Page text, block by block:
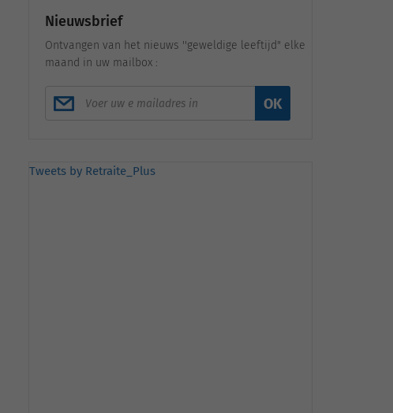
Nieuwsbrief
Ontvangen van het nieuws ''geweldige leeftijd" elke
maand in uw mailbox :
OK
Tweets by Retraite_Plus